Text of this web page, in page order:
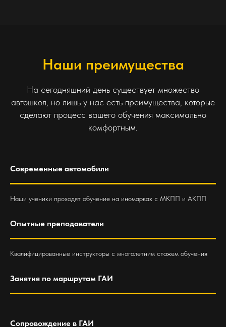
Наши преимущества
На сегодняшний день существует множество
автошкол, но лишь у нас есть преимущества, которые
сделают процесс вашего обучения максимально
комфортным.
Современные автомобили
Наши ученики проходят обучение на иномарках с МКПП и АКПП
Опытные преподаватели
Квалифицированные инструкторы с многолетним стажем обучения
Занятия по маршрутам ГАИ
Сопровождение в ГАИ